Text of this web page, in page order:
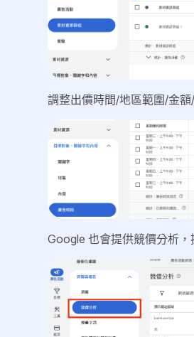
調整出價時間/地區範圍/金
Google 也會提供競價分析